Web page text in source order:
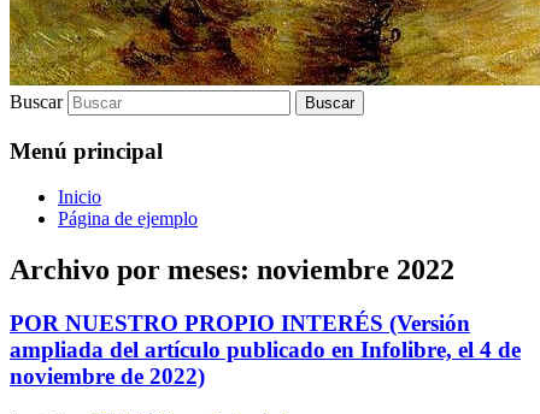
Buscar
Menú principal
Inicio
Página de ejemplo
Archivo por meses: noviembre 2022
POR NUESTRO PROPIO INTERÉS (Versión
ampliada del artículo publicado en Infolibre, el 4 de
noviembre de 2022)